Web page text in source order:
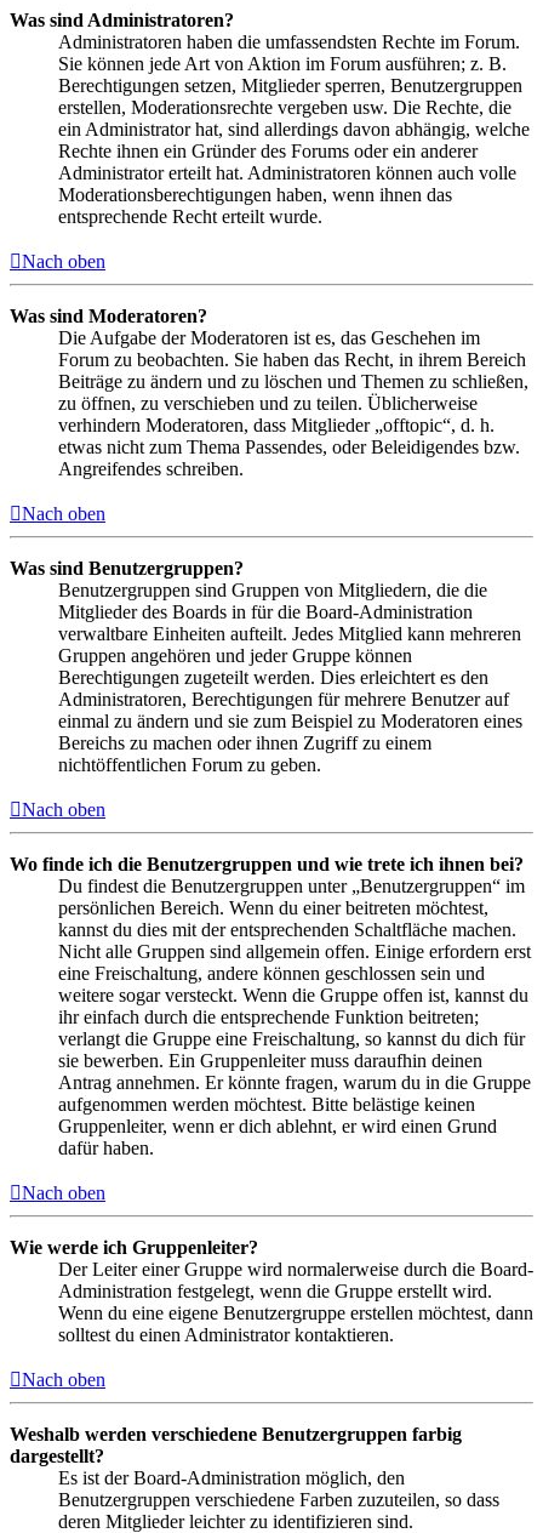
Was sind Administratoren?
Administratoren haben die umfassendsten Rechte im Forum.
Sie können jede Art von Aktion im Forum ausführen; z. B.
Berechtigungen setzen, Mitglieder sperren, Benutzergruppen
erstellen, Moderationsrechte vergeben usw. Die Rechte, die
ein Administrator hat, sind allerdings davon abhängig, welche
Rechte ihnen ein Gründer des Forums oder ein anderer
Administrator erteilt hat. Administratoren können auch volle
Moderationsberechtigungen haben, wenn ihnen das
entsprechende Recht erteilt wurde.
Nach oben
Was sind Moderatoren?
Die Aufgabe der Moderatoren ist es, das Geschehen im
Forum zu beobachten. Sie haben das Recht, in ihrem Bereich
Beiträge zu ändern und zu löschen und Themen zu schließen,
zu öffnen, zu verschieben und zu teilen. Üblicherweise
verhindern Moderatoren, dass Mitglieder „offtopic“, d. h.
etwas nicht zum Thema Passendes, oder Beleidigendes bzw.
Angreifendes schreiben.
Nach oben
Was sind Benutzergruppen?
Benutzergruppen sind Gruppen von Mitgliedern, die die
Mitglieder des Boards in für die Board-Administration
verwaltbare Einheiten aufteilt. Jedes Mitglied kann mehreren
Gruppen angehören und jeder Gruppe können
Berechtigungen zugeteilt werden. Dies erleichtert es den
Administratoren, Berechtigungen für mehrere Benutzer auf
einmal zu ändern und sie zum Beispiel zu Moderatoren eines
Bereichs zu machen oder ihnen Zugriff zu einem
nichtöffentlichen Forum zu geben.
Nach oben
Wo finde ich die Benutzergruppen und wie trete ich ihnen bei?
Du findest die Benutzergruppen unter „Benutzergruppen“ im
persönlichen Bereich. Wenn du einer beitreten möchtest,
kannst du dies mit der entsprechenden Schaltfläche machen.
Nicht alle Gruppen sind allgemein offen. Einige erfordern erst
eine Freischaltung, andere können geschlossen sein und
weitere sogar versteckt. Wenn die Gruppe offen ist, kannst du
ihr einfach durch die entsprechende Funktion beitreten;
verlangt die Gruppe eine Freischaltung, so kannst du dich für
sie bewerben. Ein Gruppenleiter muss daraufhin deinen
Antrag annehmen. Er könnte fragen, warum du in die Gruppe
aufgenommen werden möchtest. Bitte belästige keinen
Gruppenleiter, wenn er dich ablehnt, er wird einen Grund
dafür haben.
Nach oben
Wie werde ich Gruppenleiter?
Der Leiter einer Gruppe wird normalerweise durch die Board-
Administration festgelegt, wenn die Gruppe erstellt wird.
Wenn du eine eigene Benutzergruppe erstellen möchtest, dann
solltest du einen Administrator kontaktieren.
Nach oben
Weshalb werden verschiedene Benutzergruppen farbig
dargestellt?
Es ist der Board-Administration möglich, den
Benutzergruppen verschiedene Farben zuzuteilen, so dass
deren Mitglieder leichter zu identifizieren sind.